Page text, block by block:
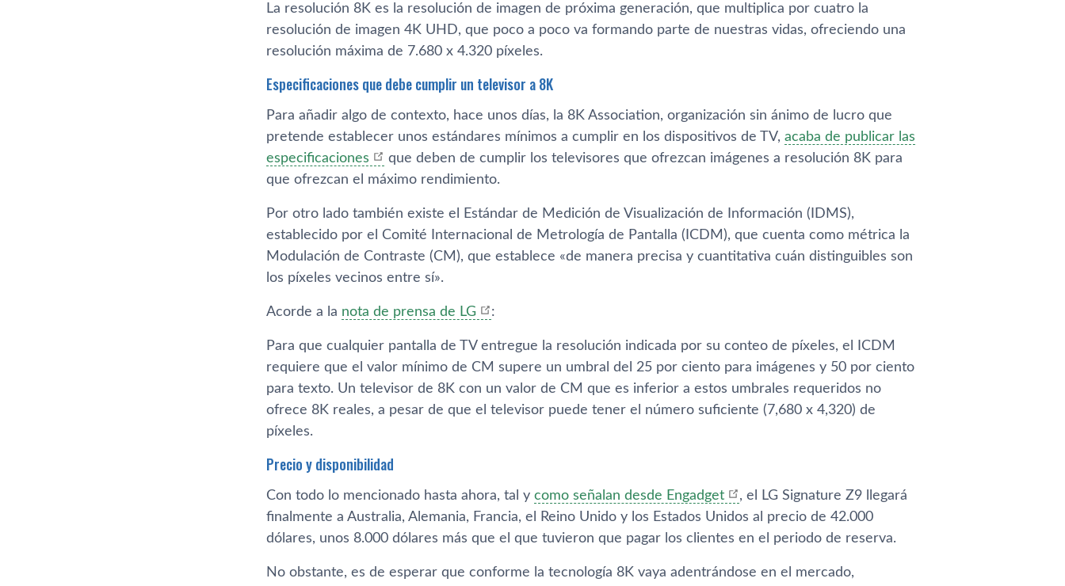
La resolución 8K es la resolución de imagen de próxima generación, que multiplica por cuatro la
resolución de imagen 4K UHD, que poco a poco va formando parte de nuestras vidas, ofreciendo una
resolución máxima de 7.680 x 4.320 píxeles.
Especificaciones que debe cumplir un televisor a 8K
Para añadir algo de contexto, hace unos días, la 8K Association, organización sin ánimo de lucro que
pretende establecer unos estándares mínimos a cumplir en los dispositivos de TV, acaba de publicar las
especificaciones
que deben de cumplir los televisores que ofrezcan imágenes a resolución 8K para
que ofrezcan el máximo rendimiento.
Por otro lado también existe el Estándar de Medición de Visualización de Información (IDMS),
establecido por el Comité Internacional de Metrología de Pantalla (ICDM), que cuenta como métrica la
Modulación de Contraste (CM), que establece «de manera precisa y cuantitativa cuán distinguibles son
los píxeles vecinos entre sí».
Acorde a la nota de prensa de LG :
Para que cualquier pantalla de TV entregue la resolución indicada por su conteo de píxeles, el ICDM
requiere que el valor mínimo de CM supere un umbral del 25 por ciento para imágenes y 50 por ciento
para texto. Un televisor de 8K con un valor de CM que es inferior a estos umbrales requeridos no
ofrece 8K reales, a pesar de que el televisor puede tener el número suficiente (7,680 x 4,320) de
píxeles.
Precio y disponibilidad
Con todo lo mencionado hasta ahora, tal y como señalan desde Engadget
, el LG Signature Z9 llegará
finalmente a Australia, Alemania, Francia, el Reino Unido y los Estados Unidos al precio de 42.000
dólares, unos 8.000 dólares más que el que tuvieron que pagar los clientes en el periodo de reserva.
No obstante, es de esperar que conforme la tecnología 8K vaya adentrándose en el mercado,